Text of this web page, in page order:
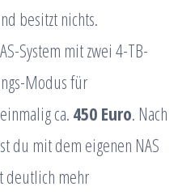
besitzt nichts.
System mit zwei 4-TB-
Modus für
ca.450 Euro. Nach
du mit dem eigenen NAS
deutlich mehr